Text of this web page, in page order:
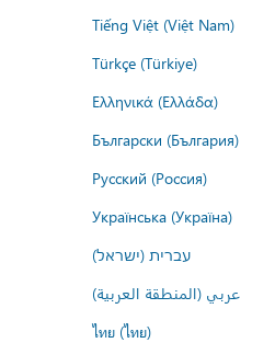
Tiếng Việt (Việt Nam)
Türkçe (Türkiye)
Ελληνικά (Ελλάδα)
Български (България)
Русский (Россия)
Українська (Україна)
עברית (ישראל)
عربي (المنطقة العربية)
ไทย (ไทย)